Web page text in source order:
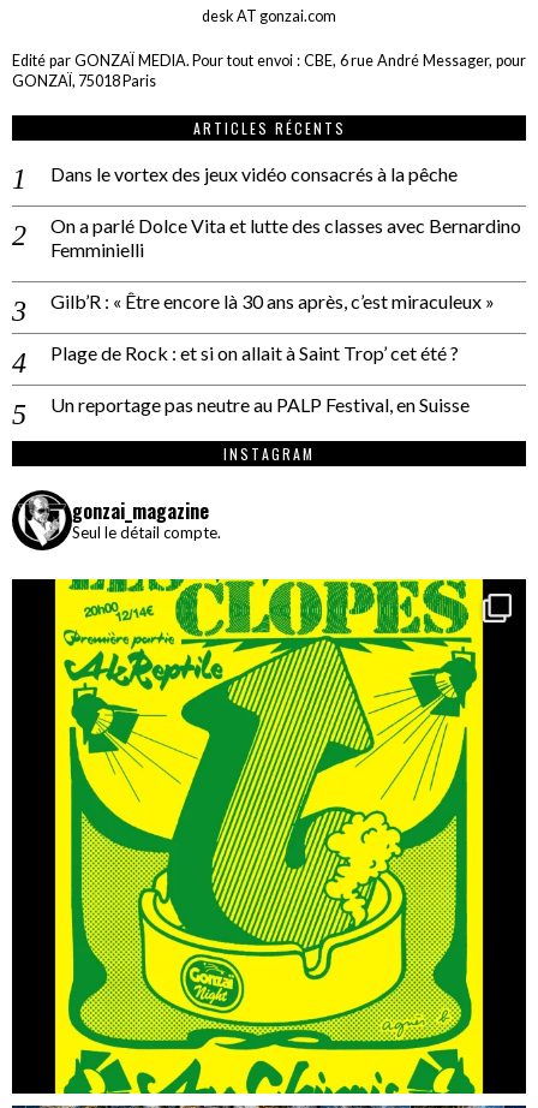
desk AT gonzai.com
Edité par GONZAÏ MEDIA. Pour tout envoi : CBE, 6 rue André Messager, pour
GONZAÏ, 75018 Paris
ARTICLES RÉCENTS
Dans le vortex des jeux vidéo consacrés à la pêche
On a parlé Dolce Vita et lutte des classes avec Bernardino
Femminielli
Gilb’R : « Être encore là 30 ans après, c’est miraculeux »
Plage de Rock : et si on allait à Saint Trop’ cet été ?
Un reportage pas neutre au PALP Festival, en Suisse
INSTAGRAM
gonzai_magazine
Seul le détail compte.